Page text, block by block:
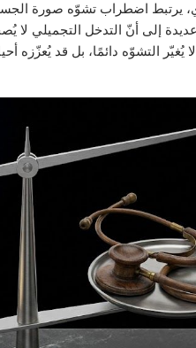
يرتبط اضطراب تشوّه صورة
إلى أنّ التدخل التجميلي
التشوّه دائمًا، بل قد يُعزّزه